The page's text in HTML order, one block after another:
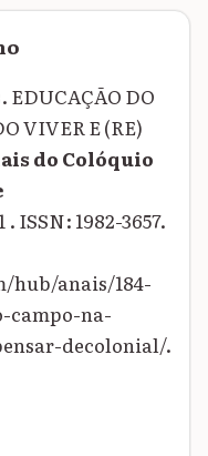
EDUCAÇÃO DO
VIVER E (RE)
do Colóquio
. ISSN: 1982-3657.
hub/anais/184-
campo-na-
decolonial/.